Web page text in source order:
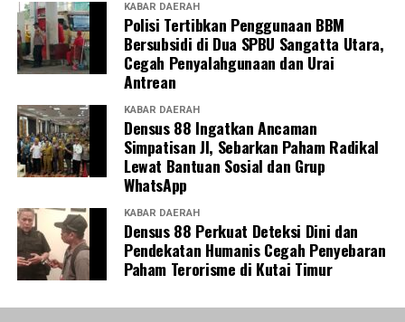
KABAR DAERAH
Polisi Tertibkan Penggunaan BBM
Bersubsidi di Dua SPBU Sangatta Utara,
Cegah Penyalahgunaan dan Urai
Antrean
KABAR DAERAH
Densus 88 Ingatkan Ancaman
Simpatisan JI, Sebarkan Paham Radikal
Lewat Bantuan Sosial dan Grup
WhatsApp
KABAR DAERAH
Densus 88 Perkuat Deteksi Dini dan
Pendekatan Humanis Cegah Penyebaran
Paham Terorisme di Kutai Timur